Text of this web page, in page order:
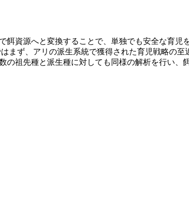
資源へと変換することで、単独でも安全な育
まず、アリの派生系統で獲得された育児戦略の
祖先種と派生種に対しても同様の解析を行い